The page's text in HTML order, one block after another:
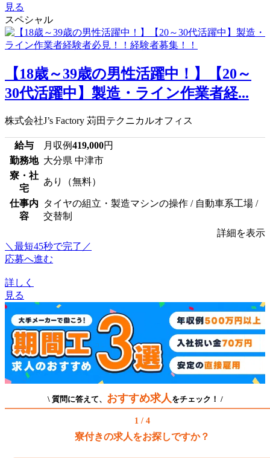
見る
スペシャル
【18歳～39歳の男性活躍中！】【20～
30代活躍中】製造・ライン作業者経...
株式会社J’s Factory 苅田テクニカルオフィス
給与 月収例419,000円
勤務地 大分県 中津市
寮・社
宅
あり（無料）
仕事内
容
タイヤの組立・製造マシンの操作 / 自動車系工場 /
交替制
詳細を表示
＼最短45秒で完了／
応募へ進む
詳しく
見る
\ 質問に答えて、 おすすめ求人 をチェック！ /
1 / 4
寮付きの求人をお探しですか？